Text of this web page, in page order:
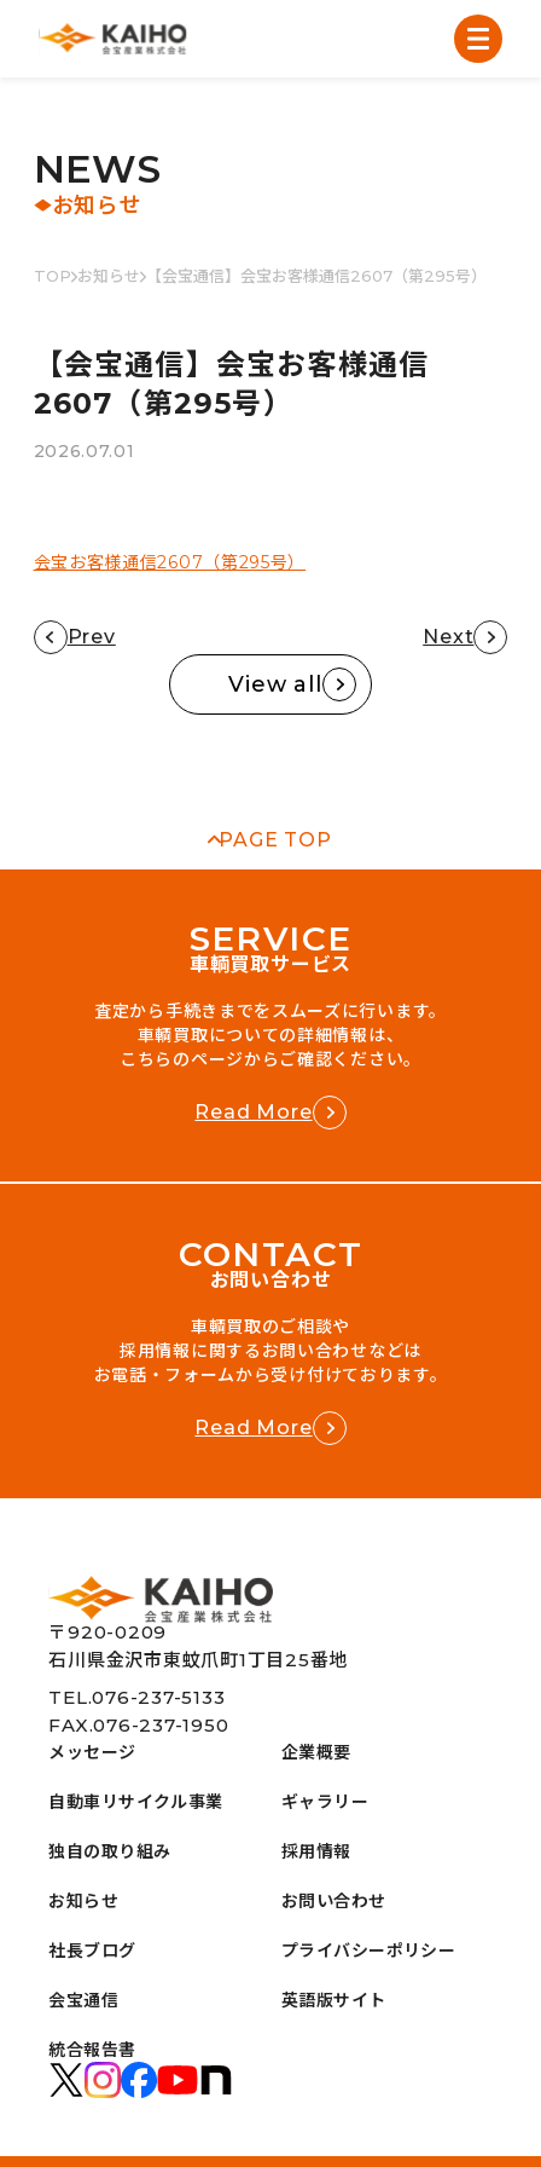
NEWS
お知らせ
TOP お知らせ 【会宝通信】会宝お客様通信2607（第295号）
【会宝通信】会宝お客様通信
2607（第295号）
2026.07.01
会宝お客様通信2607（第295号）
Prev Next
View all
PAGE TOP
SERVICE
車輌買取サービス
査定から手続きまでをスムーズに行います。
車輌買取についての詳細情報は、
こちらのページからご確認ください。
Read More
CONTACT
お問い合わせ
車輌買取のご相談や
採用情報に関するお問い合わせなどは
お電話・フォームから受け付けております。
Read More
〒920-0209
石川県金沢市東蚊爪町1丁目25番地
TEL.076-237-5133
FAX.076-237-1950
メッセージ
自動車リサイクル事業
独自の取り組み
お知らせ
社長ブログ
会宝通信
統合報告書
企業概要
ギャラリー
採用情報
お問い合わせ
プライバシーポリシー
英語版サイト